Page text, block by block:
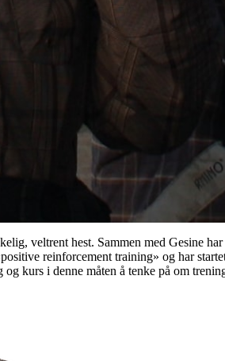
veltrent hest. Sammen med Gesine
reinforcement training» og har
kurs i denne måten å tenke på om